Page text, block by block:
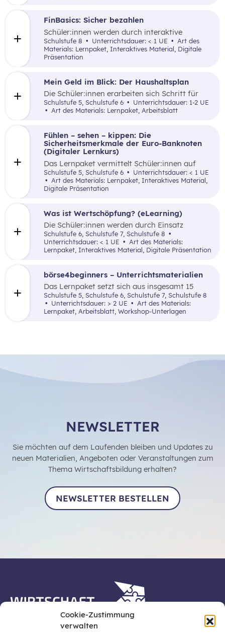
Cookie-Zustimmung
verwalten
FinBasics: Sicher bezahlen
Schüler:innen werden durch interaktive
Alltagsszenarien mit unterschiedlichen
Zahlungsmöglichkeiten und den damit
verbundenen Fragen von (finanzieller)
gemacht.
Schulstufe 8 Unterrichtsdauer: < 1 UE
Materials: Lernpaket, Interaktives Material, Digitale
Präsentation
Mein Geld im Blick: Der Haushaltsplan
Die Schüler:innen erarbeiten sich Schritt für
Schritt mittels lebensnaher Beispiele ein
Grundverständnis für einen Haushaltsplan.
Schulstufe 5, Schulstufe 6
Unterrichtsdauer: 1-2 UE
Art des Materials: Lernpaket, Arbeitsblatt
Fühlen – sehen – kippen: Die
Sicherheitsmerkmale der Euro-Banknoten
(Digitaler Lernkurs)
Das Lernpaket vermittelt Schüler:innen auf
kreative sowie spielerische Art und Weise die
Sicherheitsmerkmale von Euro-Banknoten
hinsichtlich Fälschungssicherheit von Bargeld.
Schulstufe 5, Schulstufe 6
Unterrichtsdauer: < 1 UE
Digitale Präsentation
Was ist Wertschöpfung? (eLearning)
Die Schüler:innen werden durch Einsatz
verschiedener inaktiver didaktischer Elemente
mit dem Begriff der Wertschöpfung(-kette)
anhand einfach nachvollziehbarer Beispiele
vertraut gemacht.
Schulstufe 6, Schulstufe 7, Schulstufe 8
Unterrichtsdauer: < 1 UE
Lernpaket, Interaktives Material, Digitale Präsentation
börse4beginners – Unterrichtsmaterialien
Das Lernpaket setzt sich aus insgesamt 15
Arbeitsaufträgen zusammen, welche den
Schüler:innen auf kreative, spielerische sowie
angewandte Art und Weise Grundlagenwissen
Schulstufe 5, Schulstufe 6, Schulstufe 7, Schulstufe 8
Unterrichtsdauer: > 2 UE
Art des Materials:
Lernpaket, Arbeitsblatt, Workshop-Unterlagen
NEWSLETTER
Sie möchten auf dem Laufenden bleiben und Updates zu
neuen Materialien, Angeboten oder Veranstaltungen zum
Thema Wirtschaftsbildung erhalten?
NEWSLETTER BESTELLEN